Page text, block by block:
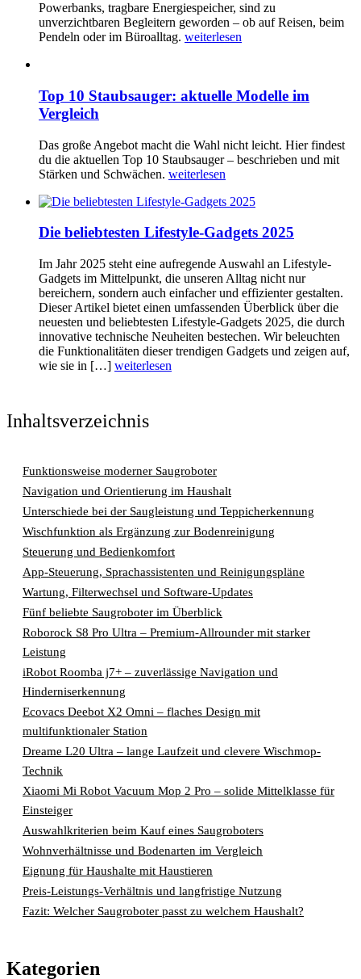
Powerbanks, tragbare Energiespeicher, sind zu
unverzichtbaren Begleitern geworden – ob auf Reisen, beim
Pendeln oder im Büroalltag. weiterlesen
Top 10 Staubsauger: aktuelle Modelle im
Vergleich
Das große Angebot macht die Wahl nicht leicht. Hier findest
du die aktuellen Top 10 Staubsauger – beschrieben und mit
Stärken und Schwächen. weiterlesen
Die beliebtesten Lifestyle-Gadgets 2025
Im Jahr 2025 steht eine aufregende Auswahl an Lifestyle-
Gadgets im Mittelpunkt, die unseren Alltag nicht nur
bereichern, sondern auch einfacher und effizienter gestalten.
Dieser Artikel bietet einen umfassenden Überblick über die
neuesten und beliebtesten Lifestyle-Gadgets 2025, die durch
innovative technische Neuheiten bestechen. Wir beleuchten
die Funktionalitäten dieser trendigen Gadgets und zeigen auf,
wie sie in […] weiterlesen
Inhaltsverzeichnis
Funktionsweise moderner Saugroboter
Navigation und Orientierung im Haushalt
Unterschiede bei der Saugleistung und Teppicherkennung
Wischfunktion als Ergänzung zur Bodenreinigung
Steuerung und Bedienkomfort
App-Steuerung, Sprachassistenten und Reinigungspläne
Wartung, Filterwechsel und Software-Updates
Fünf beliebte Saugroboter im Überblick
Roborock S8 Pro Ultra – Premium-Allrounder mit starker
Leistung
iRobot Roomba j7+ – zuverlässige Navigation und
Hinderniserkennung
Ecovacs Deebot X2 Omni – flaches Design mit
multifunktionaler Station
Dreame L20 Ultra – lange Laufzeit und clevere Wischmop-
Technik
Xiaomi Mi Robot Vacuum Mop 2 Pro – solide Mittelklasse für
Einsteiger
Auswahlkriterien beim Kauf eines Saugroboters
Wohnverhältnisse und Bodenarten im Vergleich
Eignung für Haushalte mit Haustieren
Preis-Leistungs-Verhältnis und langfristige Nutzung
Fazit: Welcher Saugroboter passt zu welchem Haushalt?
Kategorien